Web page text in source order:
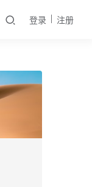
登录 注册